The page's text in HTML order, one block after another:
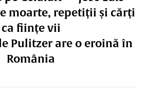
moarte, repetiții și cărți
ca ființe vii
Pulitzer are o eroină în
România